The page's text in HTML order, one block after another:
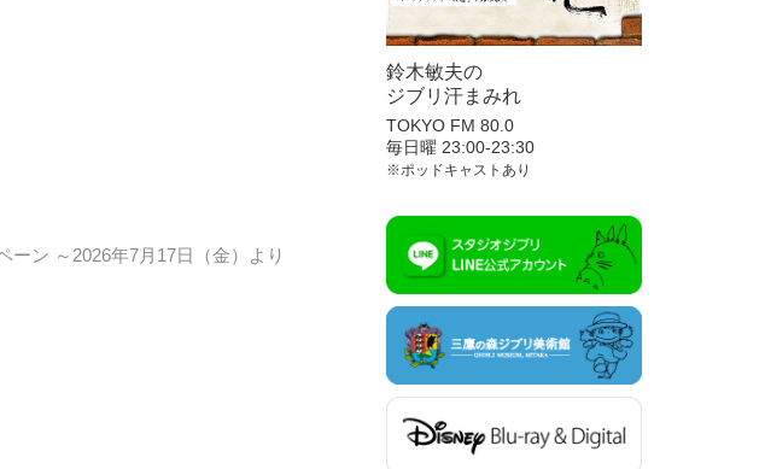
ン ～2026年7月17日（金）より
鈴木敏夫の
ジブリ汗まみれ
TOKYO FM 80.0
毎日曜 23:00-23:30
※ポッドキャストあり